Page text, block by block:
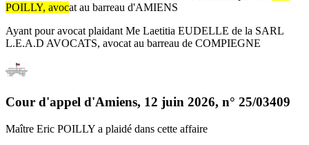
POILLY, avocat au barreau d'AMIENS
Ayant pour avocat plaidant Me Laetitia EUDELLE de la SARL
L.E.A.D AVOCATS, avocat au barreau de COMPIEGNE
Cour d'appel d'Amiens, 12 juin 2026, n° 25/03409
Maître Eric POILLY a plaidé dans cette affaire